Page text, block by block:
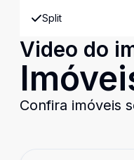
Split
Video do
Confira imóveis